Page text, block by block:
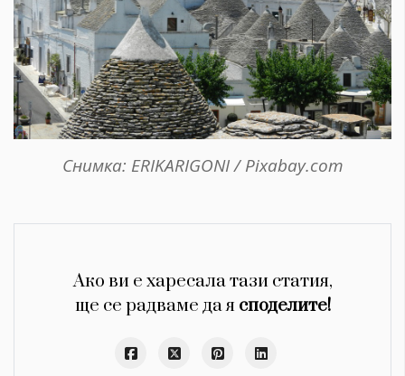
Снимка: ERIKARIGONI / Pixabay.com
Ако ви е харесала тази статия,
ще се радваме да я споделите!